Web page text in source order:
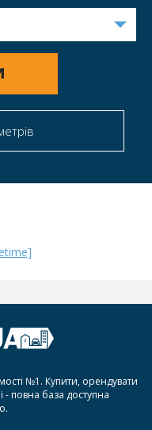
№1. Купити, орендувати
- повна база доступна